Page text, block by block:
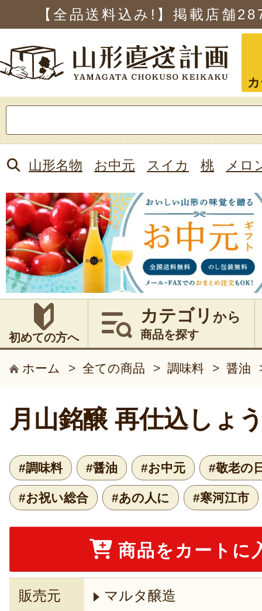
【全品送料込み!】掲載店舗
索:
山形名物 お中元 スイカ 桃 メロ
初めての方へ
カテゴリ から
商品を探す
ホーム > 全ての商品 > 調味料 > 醤油
月山銘醸 再仕込しょ
#調味料 #醤油 #お中元 #敬老の
#お祝い総合 #あの人に #寒河江市
商品をカートに
販売元 マルタ醸造